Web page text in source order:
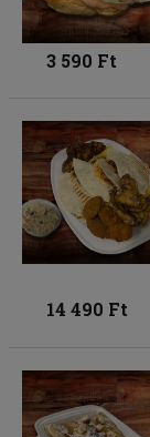
3 590 Ft
14 490 Ft